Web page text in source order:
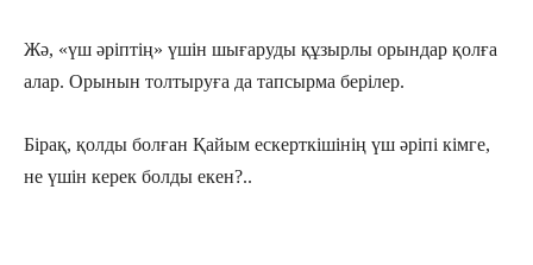
Жә, «үш әріптің» үшін шығаруды құзырлы орындар қолға
алар. Орынын толтыруға да тапсырма берілер.
Бірақ, қолды болған Қайым ескерткішінің үш әріпі кімге,
не үшін керек болды екен?..